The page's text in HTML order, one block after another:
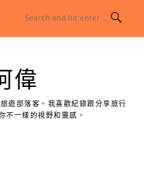
偉
遊部落客。我喜歡紀錄跟分享旅行
不一樣的視野和靈感。